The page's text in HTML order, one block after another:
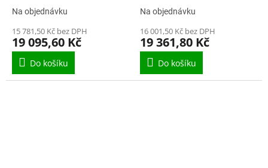
Na objednávku
15 781,50 Kč bez DPH
19 095,60 Kč
Do košíku
Na objednávku
16 001,50 Kč bez DPH
19 361,80 Kč
Do košíku